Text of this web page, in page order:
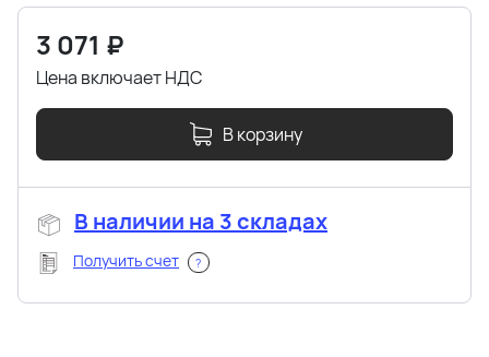
3 071 ₽
Цена включает НДС
В корзину
В наличии на 3 складах
Получить счет ?